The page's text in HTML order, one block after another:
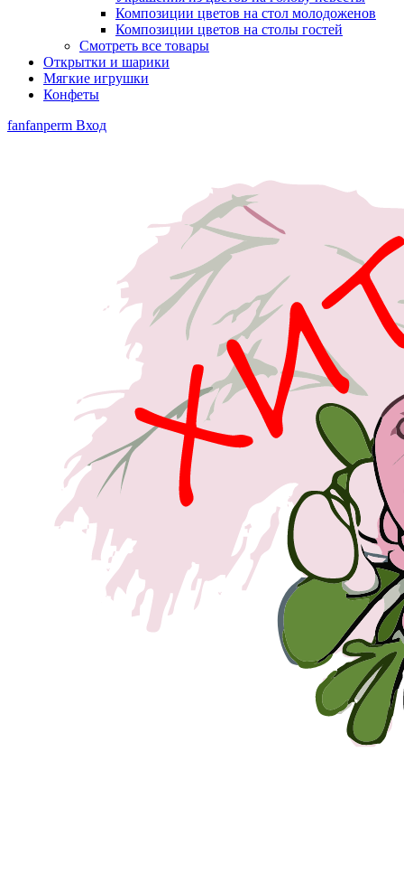
Композиции цветов на стол молодоженов
Композиции цветов на столы гостей
Смотреть все товары
Открытки и шарики
Мягкие игрушки
Конфеты
fanfanperm Вход